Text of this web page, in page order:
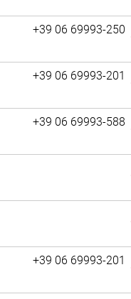
+39 06 69993-250
+39 06 69993-201
+39 06 69993-588
+39 06 69993-201